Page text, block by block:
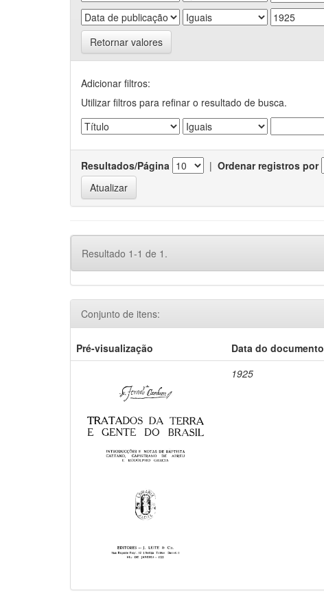
Retornar valores
Adicionar filtros:
Utilizar filtros para refinar o resultado de busca.
Resultados/Página | Ordenar registros por
Resultado 1-1 de 1.
Conjunto de itens:
Pré-visualização Data do documento
1925